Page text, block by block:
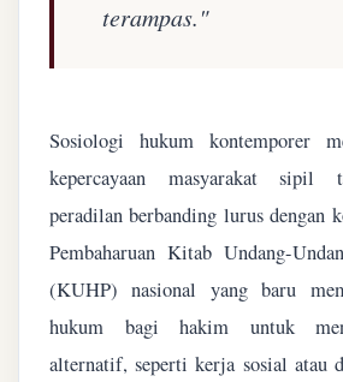
terampas."
Sosiologi hukum kontemporer
kepercayaan masyarakat sipil
peradilan berbanding lurus dengan
Pembaharuan Kitab Undang-
(KUHP) nasional yang baru
hukum bagi hakim untuk
alternatif, seperti kerja sosial atau